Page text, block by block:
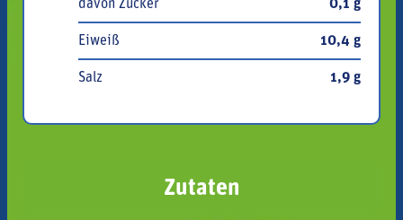
davon Zucker 0,1 g
Eiweiß 10,4 g
Salz 1,9 g
Zutaten